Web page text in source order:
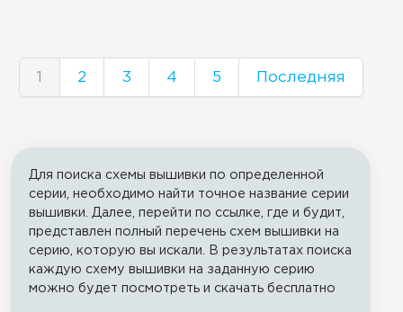
1 2 3 4 5 Последняя
Для поиска схемы вышивки по определенной
серии, необходимо найти точное название серии
вышивки. Далее, перейти по ссылке, где и будит,
представлен полный перечень схем вышивки на
серию, которую вы искали. В результатах поиска
каждую схему вышивки на заданную серию
можно будет посмотреть и скачать бесплатно